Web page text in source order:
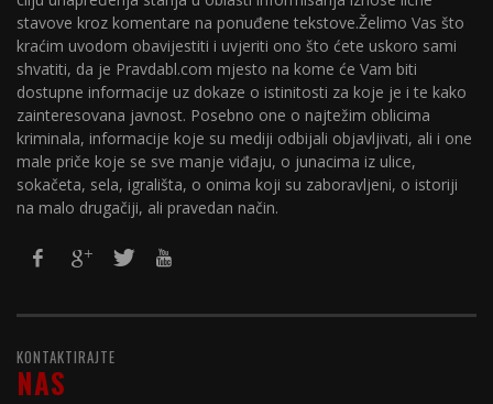
stavove kroz komentare na ponuđene tekstove.Želimo Vas što
kraćim uvodom obavijestiti i uvjeriti ono što ćete uskoro sami
shvatiti, da je Pravdabl.com mjesto na kome će Vam biti
dostupne informacije uz dokaze o istinitosti za koje je i te kako
zainteresovana javnost. Posebno one o najtežim oblicima
kriminala, informacije koje su mediji odbijali objavljivati, ali i one
male priče koje se sve manje viđaju, o junacima iz ulice,
sokačeta, sela, igrališta, o onima koji su zaboravljeni, o istoriji
na malo drugačiji, ali pravedan način.
KONTAKTIRAJTE
NAS